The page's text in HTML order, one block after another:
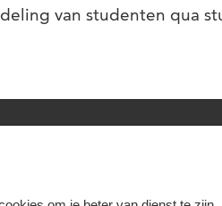
van studenten qua